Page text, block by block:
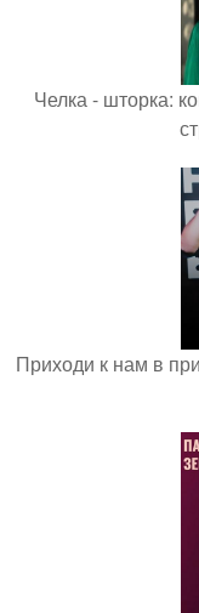
Челка - шторка:
Приходи к нам в